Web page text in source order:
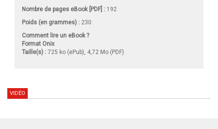
Nombre de pages eBook [PDF] : 192
Poids (en grammes) : 230
Comment lire un eBook ?
Format Onix
Taille(s) : 725 ko (ePub), 4,72 Mo (PDF)
VIDÉO